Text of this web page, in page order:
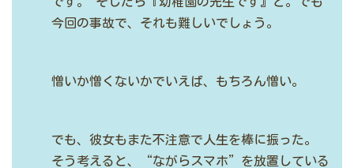
今回の事故で、それも難しいでしょう。
憎いか憎くないかでいえば、もちろん憎い。
でも、彼女もまた不注意で人生を棒に振った。
そう考えると、“ながらスマホ”を放置している